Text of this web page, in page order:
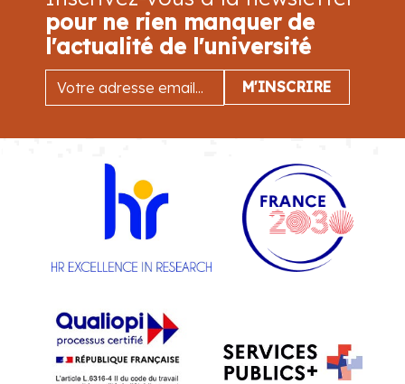
pour ne rien manquer de
l'actualité de l'université